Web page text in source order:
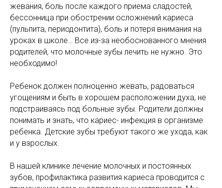
жевания, боль после каждого приема сладостей,
бессонница при обострении осложнений кариеса
(пульпита, периодонтита), боль и потеря внимания на
уроках в школе… Все из-за необоснованного мнения
родителей, что молочные зубы лечить не нужно. Это
необходимо!
Ребенок должен полноценно жевать, радоваться
угощениям и быть в хорошем расположении духа, не
подстраиваясь под больные зубы. Родители должны
понимать и знать, что кариес- инфекция в организме
ребенка. Детские зубы требуют такого же ухода, как
и у взрослых.
В нашей клинике лечение молочных и постоянных
зубов, профилактика развития кариеса проводится с